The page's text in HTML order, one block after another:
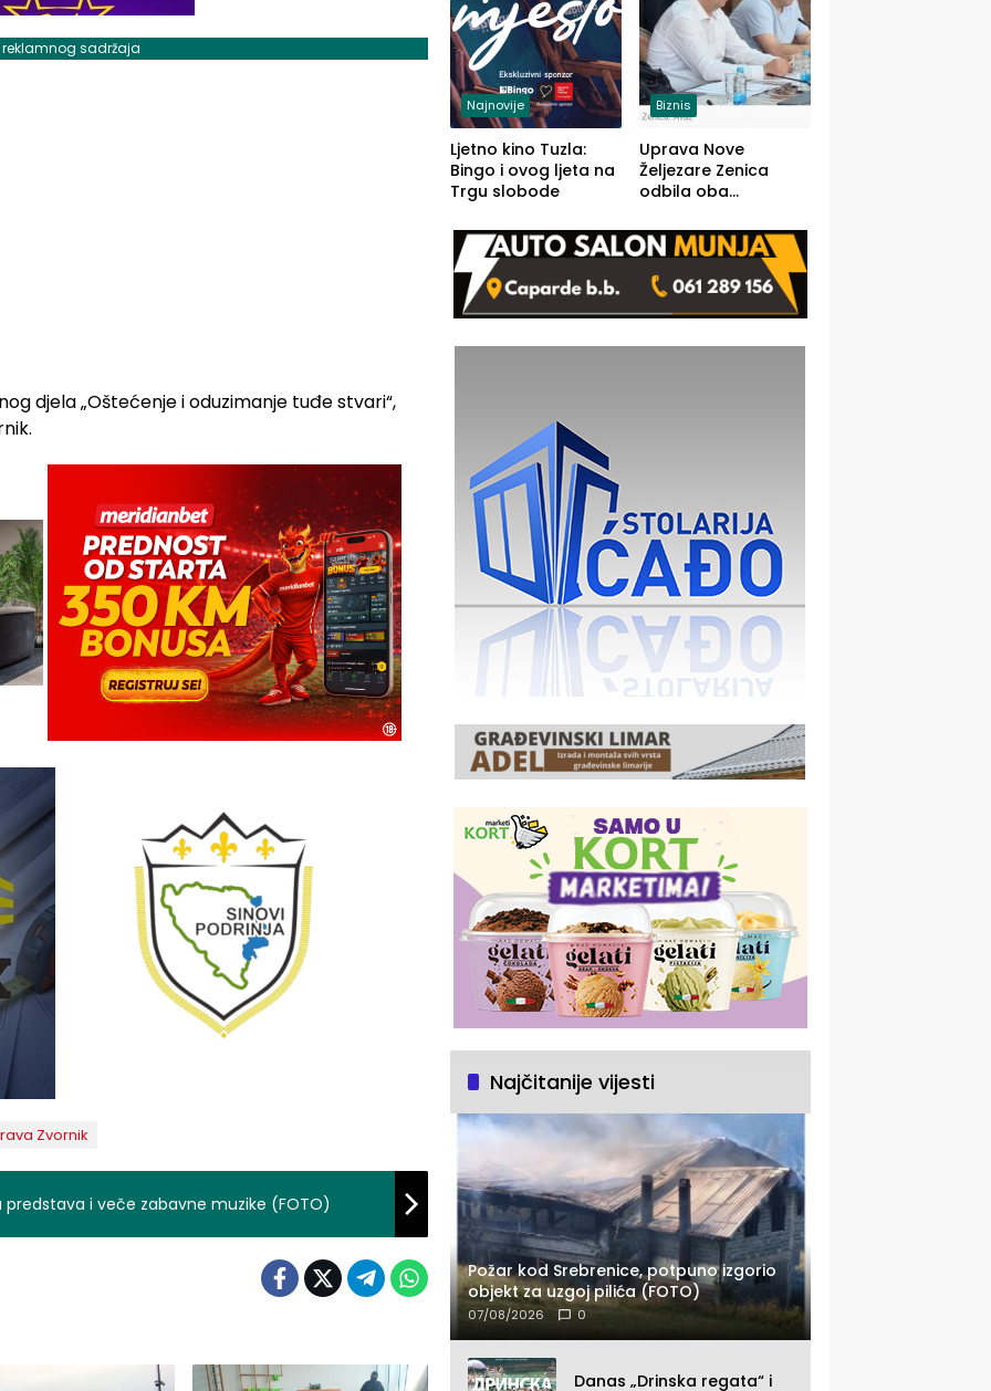
reklamnog sadržaja
djela „Oštećenje i oduzimanje tuđe stvari“,
Zvornik
i veče zabavne muzike (FOTO)
Najnovije
Ljetno kino Tuzla:
Bingo i ovog ljeta na
Trgu slobode
Biznis
Uprava Nove
Željezare Zenica
odbila oba
FBiH: Ustrajni da je
stečaj jedino rješenje
Najčitanije vijesti
Požar kod Srebrenice, potpuno izgorio
objekt za uzgoj pilića (FOTO)
07/08/2026 0
Danas „Drinska regata“ i